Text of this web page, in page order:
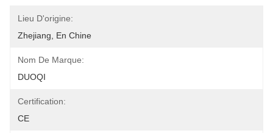
Lieu D'origine:
Zhejiang, En Chine
Nom De Marque:
DUOQI
Certification:
CE